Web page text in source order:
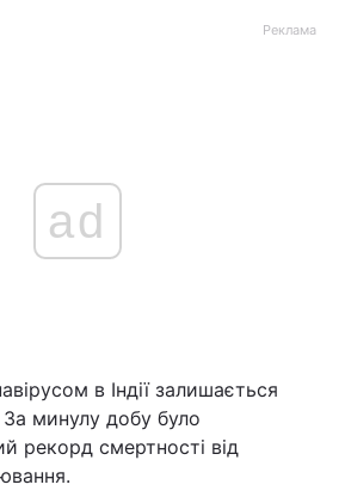
Реклама
ad
в Індії залишається
минулу добу було
рекорд смертності від